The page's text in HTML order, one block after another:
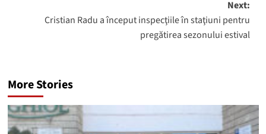
Next:
Cristian Radu a început inspecţiile în staţiuni pentru
pregătirea sezonului estival
More Stories